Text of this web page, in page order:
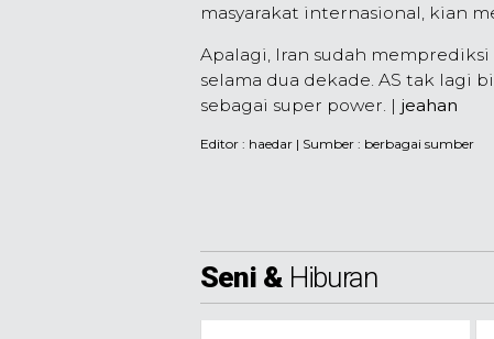
masyarakat internasional, kian
Apalagi, Iran sudah
selama dua dekade. AS tak lagi
sebagai super power. | jeahan
Editor : haedar | Sumber : berbagai sumber
Seni & Hiburan